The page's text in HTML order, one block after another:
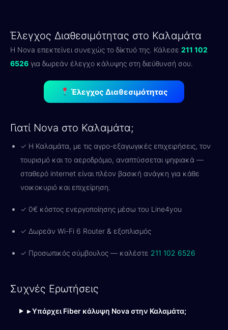
Έλεγχος Διαθεσιμότητας στο Καλαμάτα
Η Nova επεκτείνει συνεχώς το δίκτυό της. Κάλεσε 211 102
6526 για δωρεάν έλεγχο κάλυψης στη διεύθυνσή σου.
Έλεγχος Διαθεσιμότητας
Γιατί Nova στο Καλαμάτα;
✓ Η Καλαμάτα, με τις αγρο-εξαγωγικές επιχειρήσεις, τον
τουρισμό και το αεροδρόμιο, αναπτύσσεται ψηφιακά —
σταθερό internet είναι πλέον βασική ανάγκη για κάθε
νοικοκυριό και επιχείρηση.
✓ 0€ κόστος ενεργοποίησης μέσω του Line4you
✓ Δωρεάν Wi-Fi 6 Router & εξοπλισμός
✓ Προσωπικός σύμβουλος — καλέστε 211 102 6526
Συχνές Ερωτήσεις
▸ Υπάρχει Fiber κάλυψη Nova στην Καλαμάτα;